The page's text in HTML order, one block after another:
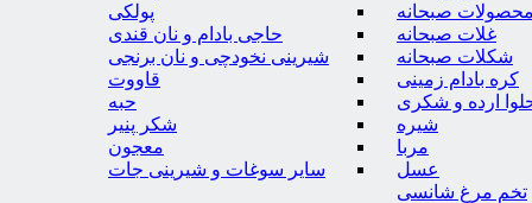
صبحانه
غلات صبحانه
شکلات صبحانه
کره بادام زمینی
ارده و شکری
شیره
مربا
عسل
تخم مرغ شانسی
پولکی
حاجی بادام و نان قندی
شیرینی نخودچی و نان برنجی
قاووت
حبه
شکر پنیر
معجون
سایر سوغات و شیرینی جات